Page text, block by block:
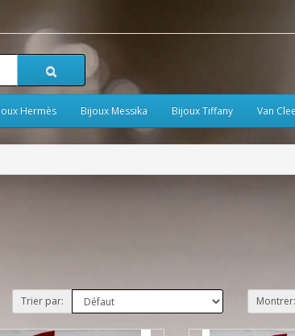
Hermès Bijoux Messika Bijoux Tiffany Van
Trier par: Montrer: